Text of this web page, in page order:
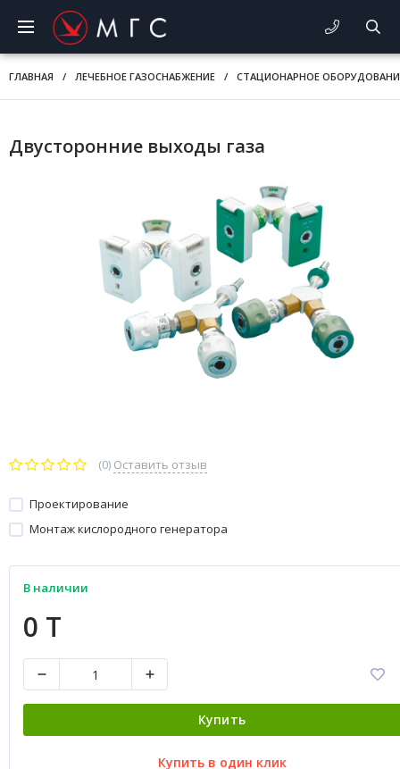
ГЛАВНАЯ / ЛЕЧЕБНОЕ ГАЗОСНАБЖЕНИЕ / СТАЦИОНАРНОЕ
Двусторонние выходы газа
(0) Оставить отзыв
Проектирование
Монтаж кислородного генератора
В наличии
0 T
Купить
Купить в один клик